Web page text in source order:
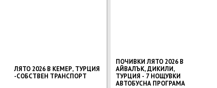
ЛЯТО 2026 В КЕМЕР, ТУРЦИЯ
-СОБСТВЕН ТРАНСПОРТ
ПОЧИВКИ ЛЯТО 2026 В
АЙВАЛЪК, ДИКИЛИ,
ТУРЦИЯ - 7 НОЩУВКИ
АВТОБУСНА ПРОГРАМА